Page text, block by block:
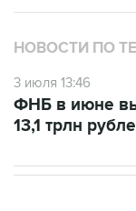
НОВОСТИ ПО
3 июля 13:46
ФНБ в июне
13,1 трлн